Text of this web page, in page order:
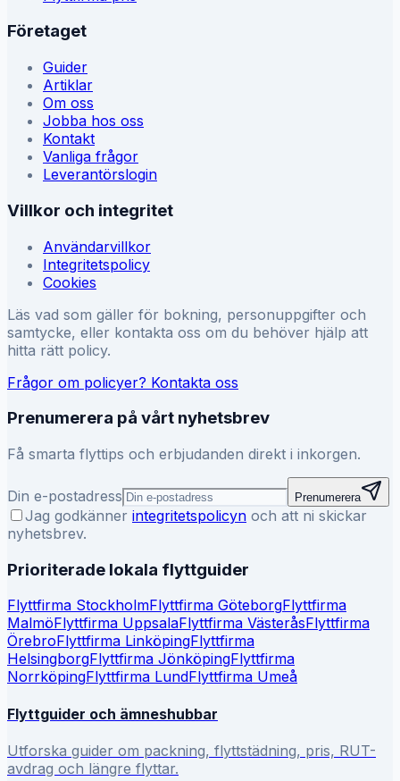
Företaget
Guider
Artiklar
Om oss
Jobba hos oss
Kontakt
Vanliga frågor
Leverantörslogin
Villkor och integritet
Användarvillkor
Integritetspolicy
Cookies
Läs vad som gäller för bokning, personuppgifter och
samtycke, eller kontakta oss om du behöver hjälp att
hitta rätt policy.
Frågor om policyer? Kontakta oss
Prenumerera på vårt nyhetsbrev
Få smarta flyttips och erbjudanden direkt i inkorgen.
Din e-postadress Prenumerera
Jag godkänner integritetspolicyn och att ni skickar
nyhetsbrev.
Prioriterade lokala flyttguider
Flyttfirma StockholmFlyttfirma GöteborgFlyttfirma
MalmöFlyttfirma UppsalaFlyttfirma VästeråsFlyttfirma
ÖrebroFlyttfirma LinköpingFlyttfirma
HelsingborgFlyttfirma JönköpingFlyttfirma
NorrköpingFlyttfirma LundFlyttfirma Umeå
Flyttguider och ämneshubbar
Utforska guider om packning, flyttstädning, pris, RUT-
avdrag och längre flyttar.